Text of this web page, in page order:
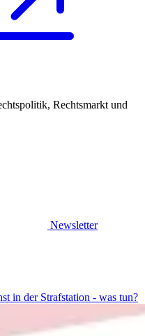
Rechtsmarkt und
Newsletter
in der Strafstation - was tun?